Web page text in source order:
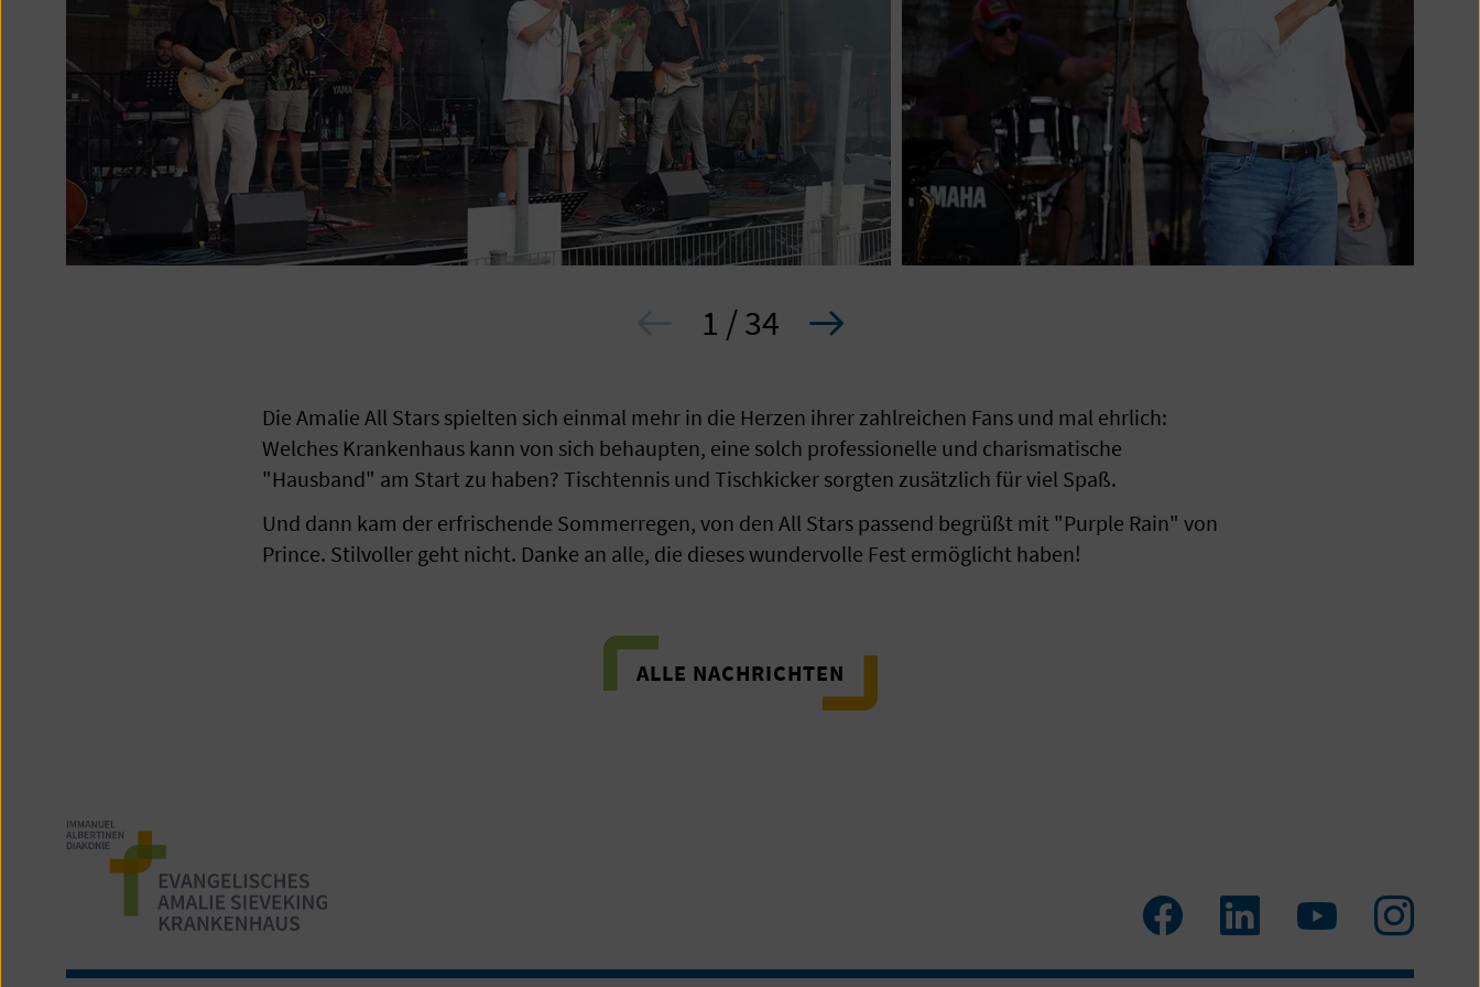
1 / 34
Die Amalie All Stars spielten sich einmal mehr in die Herzen ihrer zahlreichen Fans und mal ehrlich:
Welches Krankenhaus kann von sich behaupten, eine solch professionelle und charismatische
"Hausband" am Start zu haben? Tischtennis und Tischkicker sorgten zusätzlich für viel Spaß.
Und dann kam der erfrischende Sommerregen, von den All Stars passend begrüßt mit "Purple Rain" von
Prince. Stilvoller geht nicht. Danke an alle, die dieses wundervolle Fest ermöglicht haben!
ALLE NACHRICHTEN
Zum
Facebook
Zum
LinkedIn
Zum
YouTube
Zum